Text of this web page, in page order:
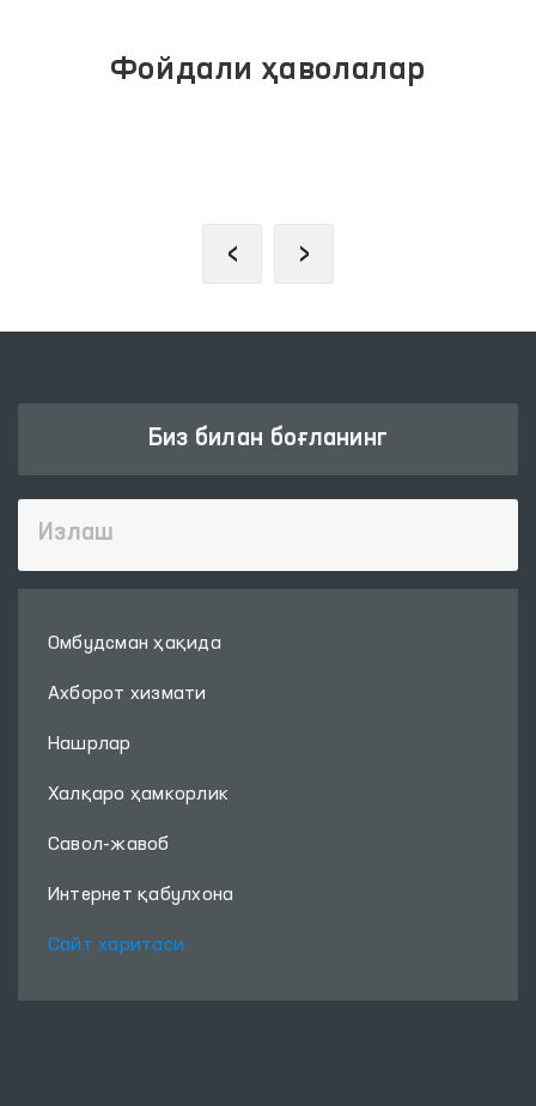
Фойдали ҳаволалар
‹ ›
Биз билан боғланинг
Омбудсман ҳақида
Ахборот хизмати
Нашрлар
Халқаро ҳамкорлик
Савол-жавоб
Интернет қабулхона
Сайт харитаси